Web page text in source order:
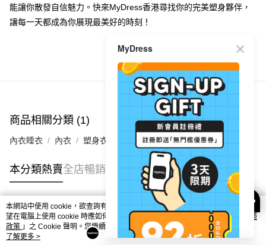
每筆HK$40.00，滿HK$350.00或以上免運費
每筆HK$40.00，滿HK$350.00或以上免運費
每筆HK$40.00，滿HK$350.00或以上免運費
其他國家/地區配送 (運費只供參考，下單後客服會再聯絡酌
收實際運費)
能讓你散發自信魅力。快來MyDress香港尋找你的完美塑身夥伴，
讓每一天都成為你展現最美好的時刻！
商品推薦
商品相關分類 (1)
內衣睡衣 內衣 塑身衣
本分類熱賣全店暢銷排行
熱門標籤
熱銷排行 最新商品 人氣推薦
本網站中使用 cookie，欲查詢有關本網站使用 cookie 方式之詳情，及若您不希
望在電腦上使用 cookie 時應如何變更電腦的 cookie 設定，請參閱本網站「
私隱
政策 」之 Cookie 聲明。您繼續使用本網站即表示您同意本公司得按本網站使用
條款之 Cookie 聲明使用 cookie。
了解更多 >
MyDress